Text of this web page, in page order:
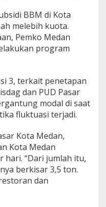
BBM di Kota
melebih kuota.
Pemko Medan
program
3, terkait penetapan
dan PUD Pasar
modal di saat
fluktuasi terjadi.
Kota Medan,
Kota Medan
hari. “Dari jumlah itu,
berkisar 3,5 ton.
dan